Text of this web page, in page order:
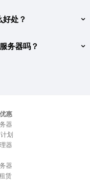
效配合。
地址将提供给您使用。您
集成。
好处？
之间进行选择的能力
务器吗？
惠
器
划
器
器
赁